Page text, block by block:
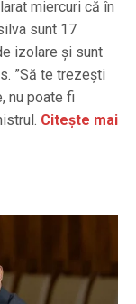
miercuri că în
sunt 17
izolare şi sunt
”Să te trezeşti
nu poate fi
Citește mai